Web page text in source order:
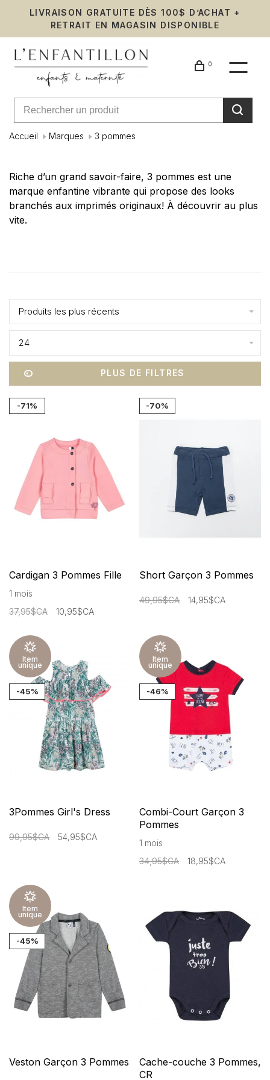
LIVRAISON GRATUITE DÈS 100$ D’ACHAT +
RETRAIT EN MAGASIN DISPONIBLE
0
Accueil Marques 3 pommes
3
pommes
Riche d’un grand savoir-faire, 3 pommes est une
marque enfantine vibrante qui propose des looks
branchés aux imprimés originaux! À découvrir au plus
vite.
Produits les plus récents
24
PLUS DE FILTRES
-71%
Cardigan 3 Pommes Fille
1 mois
37,95$CA
10,95$CA
-70%
Short Garçon 3 Pommes
49,95$CA 14,95$CA
Item
unique
-45%
3Pommes Girl's Dress
99,95$CA 54,95$CA
Item
unique
-46%
Combi-Court Garçon 3
Pommes
1 mois
34,95$CA
18,95$CA
Item
unique
-45%
Veston Garçon 3 Pommes
Cache-couche 3 Pommes,
CR